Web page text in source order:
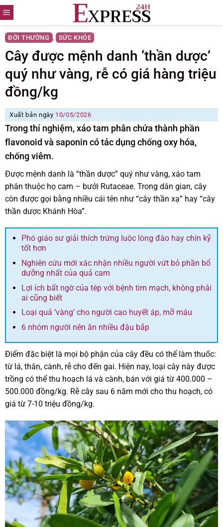
Skip
to
content
ĐỜI THƯỜNG , SỨC KHỎE
Cây được mệnh danh ‘thần dược’
quý như vàng, rễ có giá hàng triệu
đồng/kg
Xuất bản ngày 10/05/2026
Trong thí nghiệm, xáo tam phân chứa thành phần
flavonoid và saponin có tác dụng chống oxy hóa,
chống viêm.
Được mệnh danh là “thần dược” quý như vàng, xáo tam
phân thuộc họ cam – bưởi Rutaceae. Trong dân gian, cây
còn được gọi bằng nhiều cái tên như “cây thần xạ” hay “cây
thần dược Khánh Hòa”.
Phó giáo sư giải thích trứng luộc lòng đào hay chín kỹ
tốt hơn
Nghiên cứu mới xác nhận nhiều người vứt bỏ phần bổ
dưỡng nhất của quả cam
Lợi ích bất ngờ của tép với bệnh tim mạch, không phải
ai cũng biết
Loại quả ‘vàng’ cho người cao huyết áp, mỡ máu
6 nhóm người nên ăn nhiều đậu bắp
Điểm đặc biệt là mọi bộ phận của cây đều có thể làm thuốc:
từ lá, thân, cành, rễ cho đến gai. Hiện nay, loại cây này được
trồng có thể thu hoạch lá và cành, bán với giá từ 400.000 –
500.000 đồng/kg. Rễ cây sau 6 năm mới cho thu hoạch, có
giá từ 7-10 triệu đồng/kg.